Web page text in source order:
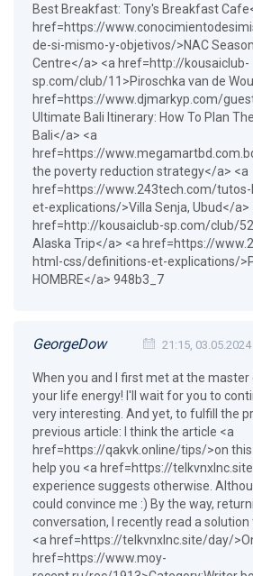
Best Breakfast: Tony's Breakfast
href=https://
de-si-mismo-y-objetivos/>NAC
Centre</a> <a href=http://kousaiclub-
sp.com/club/11>Piroschka van de
href=https://www.djmarkyp.com/
Ultimate Bali Itinerary: How To Plan
Bali</a> <a
href=https://
the poverty reduction strategy</a> <a
href=https://www.243tech.com/
et-explications/>Villa Senja, Ubud</a>
href=http://kousaiclub-sp.com/club/
Alaska Trip</a> <a href=https://
html-css/definitions-et-explications/
HOMBRE</a> 948b3_7
GeorgeDow 21:15, 03.05.2024
When you and I first met at the master
your life energy! I'll wait for you to
very interesting. And yet, to fulfill the
previous article: I think the article <a
href=https://qakvk.online/tips/>on this
help you <a href=https://
experience suggests otherwise.
could convince me :) By the way,
conversation, I recently read a
<a href=https://telkvnxlnc.site/day/
href=https://www.moy-